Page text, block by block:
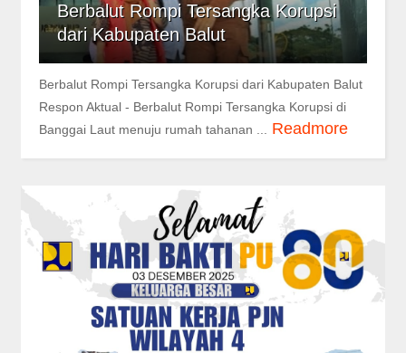
Berbalut Rompi Tersangka Korupsi
dari Kabupaten Balut
Berbalut Rompi Tersangka Korupsi dari Kabupaten Balut
Respon Aktual - Berbalut Rompi Tersangka Korupsi di
Banggai Laut menuju rumah tahanan ...
Readmore